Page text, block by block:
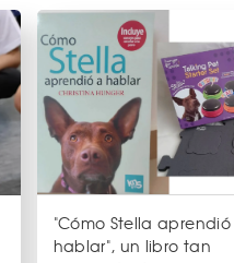
"Cómo Stella
hablar", un libro tan